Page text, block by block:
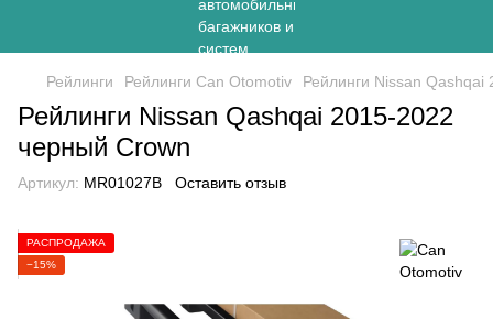
Рейлинги Рейлинги Can Otomotiv Рейлинги Nissan
Рейлинги Nissan Qashqai 2015-2022
черный Crown
Артикул: MR01027B Оставить отзыв
РАСПРОДАЖА
−15%